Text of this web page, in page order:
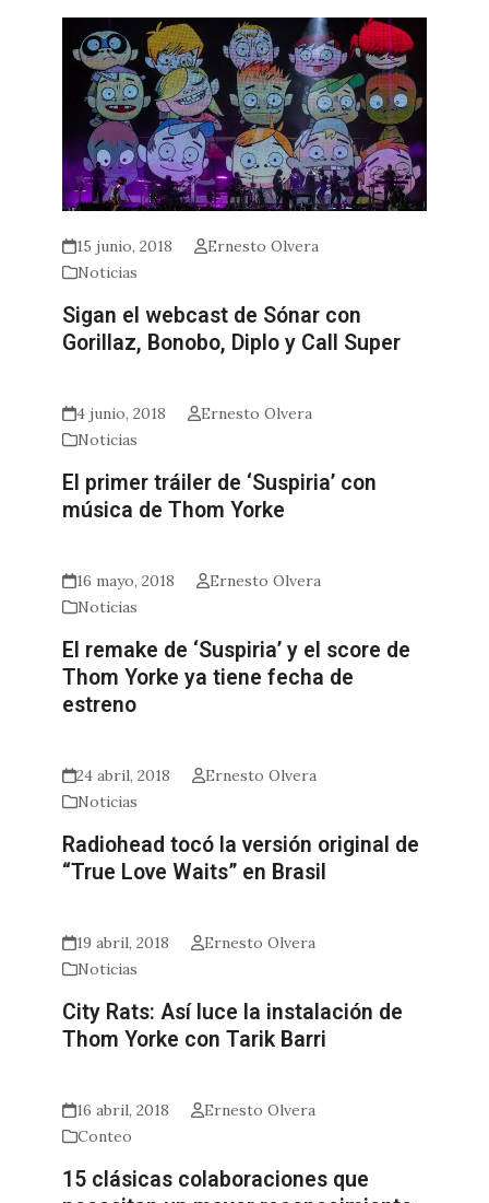
15 junio, 2018
Ernesto Olvera
Noticias
Sigan el webcast de Sónar con
Gorillaz, Bonobo, Diplo y Call Super
4 junio, 2018
Ernesto Olvera
Noticias
El primer tráiler de ‘Suspiria’ con
música de Thom Yorke
16 mayo, 2018
Ernesto Olvera
Noticias
El remake de ‘Suspiria’ y el score de
Thom Yorke ya tiene fecha de
estreno
24 abril, 2018
Ernesto Olvera
Noticias
Radiohead tocó la versión original de
“True Love Waits” en Brasil
19 abril, 2018
Ernesto Olvera
Noticias
City Rats: Así luce la instalación de
Thom Yorke con Tarik Barri
16 abril, 2018
Ernesto Olvera
Conteo
15 clásicas colaboraciones que